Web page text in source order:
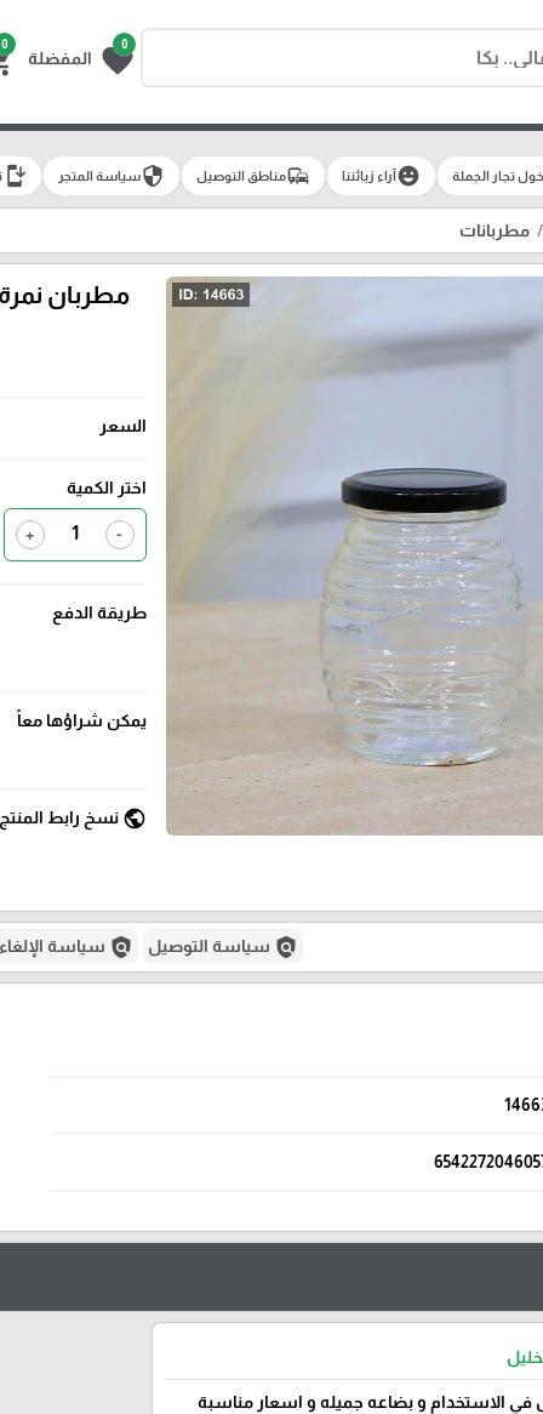
0
favorite المفضلة
0
تجار الجملة emoji_emotionsآراء زبائننا commuteمناطق التوصيل securityسياسة المتجر install_mobile
مطربانات
السعر
اختر الكمية
-
+
طريقة الدفع
يمكن شراؤها معاً
public نسخ رابط المنتج
policy سياسة التوصيل policy سياسة الإلغاء
الاستخدام و بضاعه جميله و اسعار مناسبة